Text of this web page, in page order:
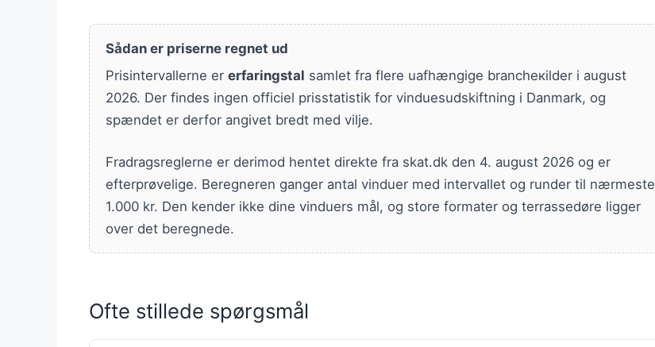
Sådan er priserne regnet ud
Prisintervallerne er erfaringstal samlet fra flere uafhængige brancheкilder i august
2026. Der findes ingen officiel prisstatistik for vinduesudskiftning i Danmark, og
spændet er derfor angivet bredt med vilje.
Fradragsreglerne er derimod hentet direkte fra skat.dk den 4. august 2026 og er
efterprøvelige. Beregneren ganger antal vinduer med intervallet og runder til nærmeste
1.000 kr. Den kender ikke dine vinduers mål, og store formater og terrassedøre ligger
over det beregnede.
Ofte stillede spørgsmål